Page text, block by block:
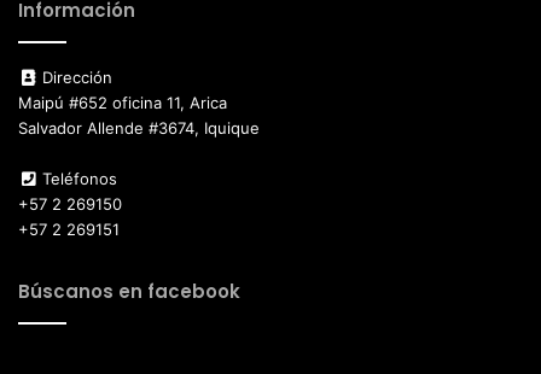
Información
Dirección
Maipú #652 oficina 11, Arica
Salvador Allende #3674, Iquique
Teléfonos
+57 2 269150
+57 2 269151
Búscanos en facebook